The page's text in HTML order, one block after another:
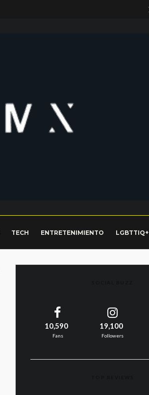
TECH ENTRETENIMIENTO LGBTTIQ+
10,590
Fans
19,100
Followers